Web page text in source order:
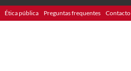
Ética pública Preguntas frequentes Contacto